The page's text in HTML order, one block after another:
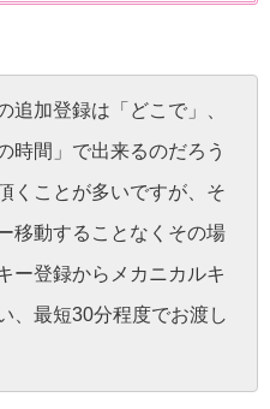
追加登録は「どこで」、
時間」で出来るのだろう
くことが多いですが、そ
移動することなくその場
ー登録からメカニカルキ
、最短30分程度でお渡し